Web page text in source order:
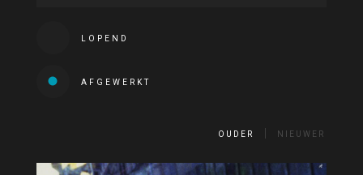
LOPEND
AFGEWERKT
OUDER NIEUWER